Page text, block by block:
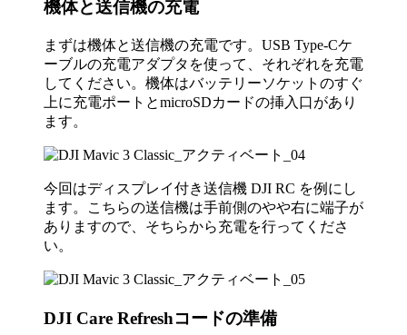
機体と送信機の充電
まずは機体と送信機の充電です。USB Type-Cケ
ーブルの充電アダプタを使って、それぞれを充電
してください。機体はバッテリーソケットのすぐ
上に充電ポートとmicroSDカードの挿入口があり
ます。
今回はディスプレイ付き送信機 DJI RC を例にし
ます。こちらの送信機は手前側のやや右に端子が
ありますので、そちらから充電を行ってくださ
い。
DJI Care Refreshコードの準備